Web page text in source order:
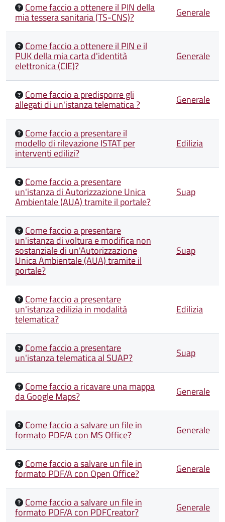
Come faccio a ottenere il PIN della
mia tessera sanitaria (TS-CNS)? Generale
Come faccio a ottenere il PIN e il
PUK della mia carta d'identità
elettronica (CIE)?
Generale
Come faccio a predisporre gli
allegati di un'istanza telematica ? Generale
Come faccio a presentare il
modello di rilevazione ISTAT per
interventi edilizi?
Edilizia
Come faccio a presentare
un'istanza di Autorizzazione Unica
Ambientale (AUA) tramite il portale?
Suap
Come faccio a presentare
un'istanza di voltura e modifica non
sostanziale di un'Autorizzazione
Unica Ambientale (AUA) tramite il
portale?
Suap
Come faccio a presentare
un'istanza edilizia in modalità
telematica?
Edilizia
Come faccio a presentare
un'istanza telematica al SUAP? Suap
Come faccio a ricavare una mappa
da Google Maps? Generale
Come faccio a salvare un file in
formato PDF/A con MS Office? Generale
Come faccio a salvare un file in
formato PDF/A con Open Office? Generale
Come faccio a salvare un file in
formato PDF/A con PDFCreator? Generale